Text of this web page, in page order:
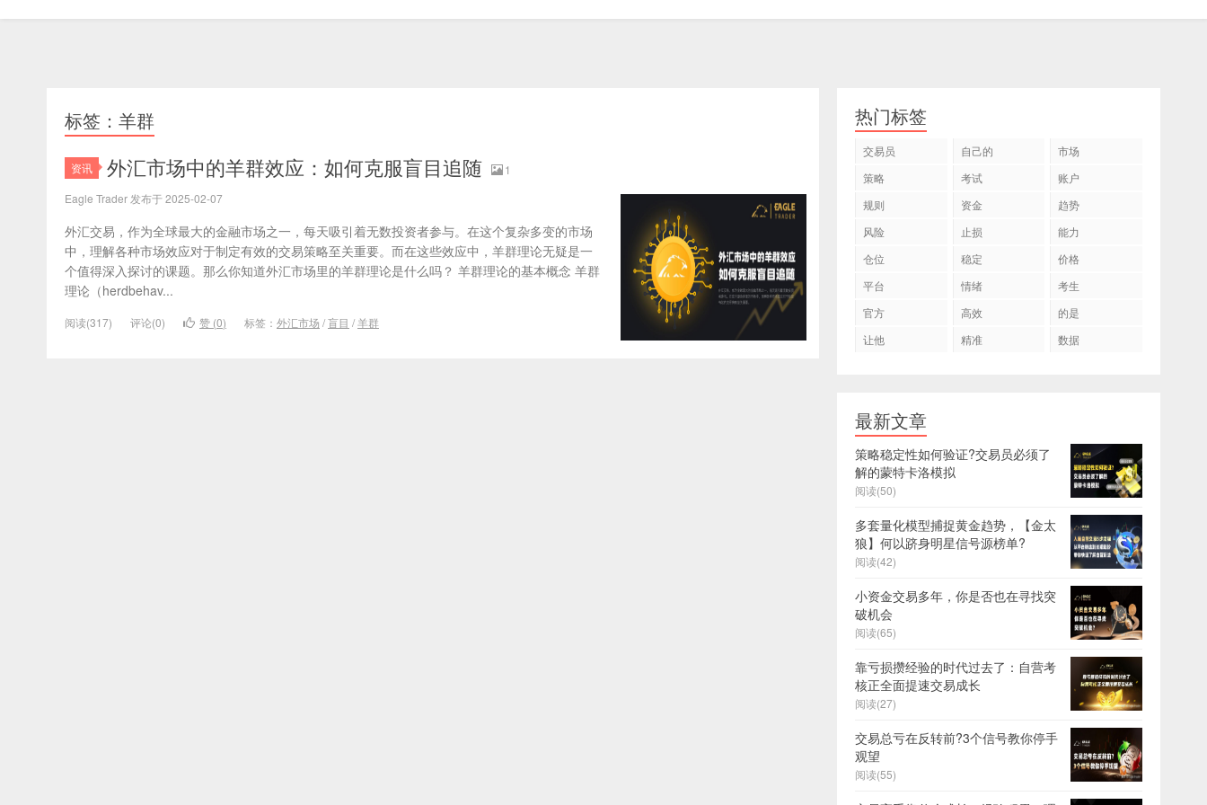
标签：羊群
资讯 ​外汇市场中的羊群效应：如何克服盲目追随
1
Eagle Trader 发布于 2025-02-07
外汇交易，作为全球最大的金融市场之一，每天吸引着无数投资者参与。在这个复杂多变的市场
中，理解各种市场效应对于制定有效的交易策略至关重要。而在这些效应中，羊群理论无疑是一
个值得深入探讨的课题。那么你知道外汇市场里的羊群理论是什么吗？ 羊群理论的基本概念 羊群
理论（herdbehav...
阅读(317) 评论(0) 赞 (0) 标签： 外汇市场 /盲目 /羊群
热门标签
交易员 自己的
市场
策略
考试
账户
规则
资金
趋势
风险
止损
能力
仓位
稳定
价格
平台
情绪
考生
官方
高效
的是
让他
精准 数据
最新文章
策略稳定性如何验证?交易员必须了
解的蒙特卡洛模拟
阅读(50)
多套量化模型捕捉黄金趋势，【金太
狼】何以跻身明星信号源榜单?
阅读(42)
小资金交易多年，你是否也在寻找突
破机会
阅读(65)
靠亏损攒经验的时代过去了：自营考
核正全面提速交易成长
阅读(27)
交易总亏在反转前?3个信号教你停手
观望
阅读(55)